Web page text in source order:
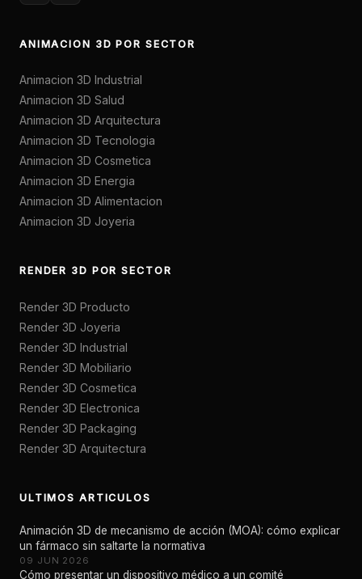
ANIMACION 3D POR SECTOR
Animacion 3D Industrial
Animacion 3D Salud
Animacion 3D Arquitectura
Animacion 3D Tecnologia
Animacion 3D Cosmetica
Animacion 3D Energia
Animacion 3D Alimentacion
Animacion 3D Joyeria
RENDER 3D POR SECTOR
Render 3D Producto
Render 3D Joyeria
Render 3D Industrial
Render 3D Mobiliario
Render 3D Cosmetica
Render 3D Electronica
Render 3D Packaging
Render 3D Arquitectura
ULTIMOS ARTICULOS
Animación 3D de mecanismo de acción (MOA): cómo explicar
un fármaco sin saltarte la normativa
09 JUN 2026
Cómo presentar un dispositivo médico a un comité